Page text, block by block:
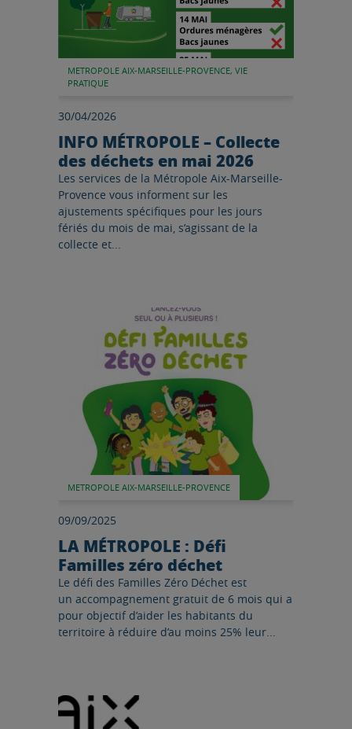
METROPOLE AIX-MARSEILLE-PROVENCE, VIE
PRATIQUE
30/04/2026
INFO MÉTROPOLE – Collecte
des déchets en mai 2026
Les services de la Métropole Aix-Marseille-
Provence vous informent sur les
ajustements spécifiques pour les jours
fériés du mois de mai, s’agissant de la
collecte et...
METROPOLE AIX-MARSEILLE-PROVENCE
09/09/2025
LA MÉTROPOLE : Défi
Familles zéro déchet
Le défi des Familles Zéro Déchet est
un accompagnement gratuit de 6 mois qui a
pour objectif d’aider les habitants du
territoire à réduire d’au moins 25% leur...
Lire l'article